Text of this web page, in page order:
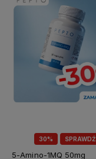
30% SPRAWDŹ
5-Amino-1MQ 50mg